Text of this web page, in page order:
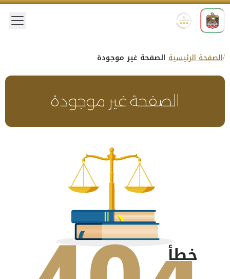
الصفحة الرئيسية الصفحة غير موجودة
الصفحة غير موجودة
خطأ